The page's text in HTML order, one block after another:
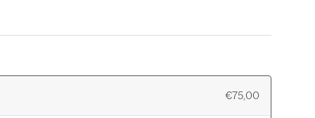
€75,00